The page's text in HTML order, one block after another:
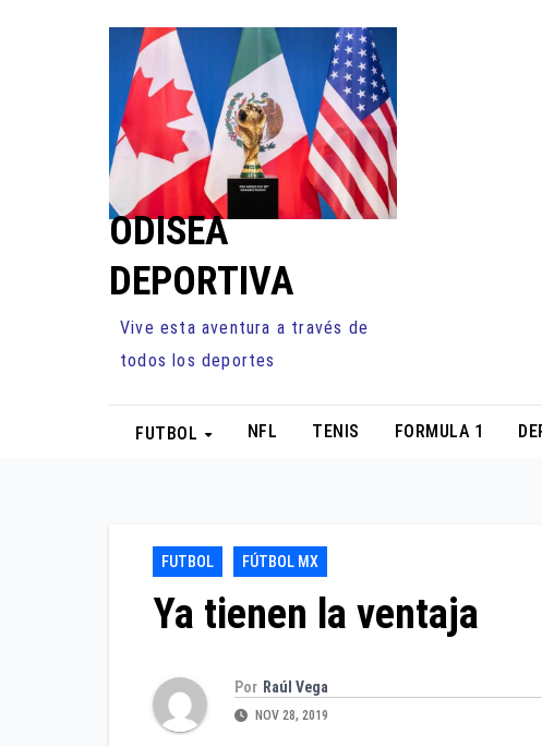
ODISEA
DEPORTIVA
Vive esta aventura a través de
todos los deportes
FUTBOL NFL TENIS FORMULA 1
FUTBOL FÚTBOL MX
Ya tienen la ventaja
Por Raúl Vega
NOV 28, 2019